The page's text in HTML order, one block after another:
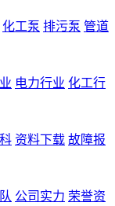
化工泵 排污泵 管道
电力行业 化工行
资料下载 故障报
公司实力 荣誉资